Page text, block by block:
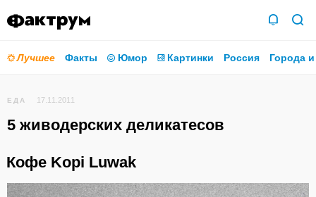
Лучшее Факты Юмор Картинки Россия Города
ЕДА 17.11.2011
5 живодерских деликатесов
Кофе Kopi Luwak